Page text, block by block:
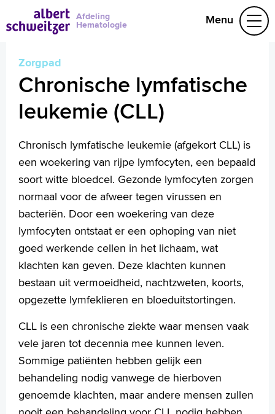
Afdeling
Hematologie Menu
Behandelteam
Research
078 655 19 75
Naar home asz.nl
Zorgpad
Chronische lymfatische
leukemie (CLL)
Chronisch lymfatische leukemie (afgekort CLL) is
een woekering van rijpe lymfocyten, een bepaald
soort witte bloedcel. Gezonde lymfocyten zorgen
normaal voor de afweer tegen virussen en
bacteriën. Door een woekering van deze
lymfocyten ontstaat er een ophoping van niet
goed werkende cellen in het lichaam, wat
klachten kan geven. Deze klachten kunnen
bestaan uit vermoeidheid, nachtzweten, koorts,
opgezette lymfeklieren en bloeduitstortingen.
CLL is een chronische ziekte waar mensen vaak
vele jaren tot decennia mee kunnen leven.
Sommige patiënten hebben gelijk een
behandeling nodig vanwege de hierboven
genoemde klachten, maar andere mensen zullen